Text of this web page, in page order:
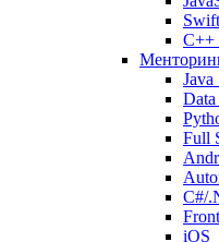
C++
Full
C#/
iOS